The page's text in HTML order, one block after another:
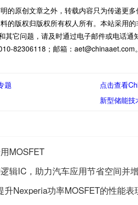
的原创文章之外，转载内容只为传递更
的版权归版权所有权人所有。本站采用
其它问题，请及时通过电子邮件或电话
82306118；邮箱：aet@chinaaet.com。
题
点击查看
新型储能技
MOSFET
辑IC，助力汽车应用节省空间并
升Nexperia功率MOSFET的性能表